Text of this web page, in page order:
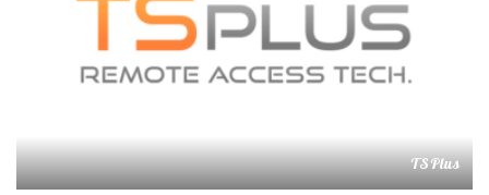
TSPlus